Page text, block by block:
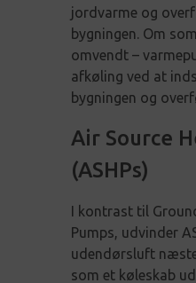
jordvarme og
bygningen. Om
omvendt –
afkøling ved at
bygningen og
Air Source
(ASHPs)
I kontrast til
Pumps, udvinder
udendørsluft
som et køleskab